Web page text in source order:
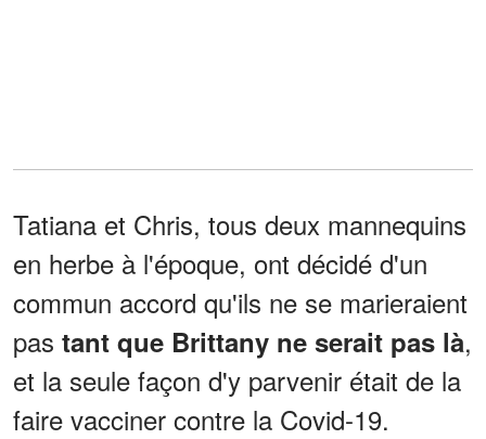
Tatiana et Chris, tous deux mannequins
en herbe à l'époque, ont décidé d'un
commun accord qu'ils ne se marieraient
pas tant que Brittany ne serait pas là,
et la seule façon d'y parvenir était de la
faire vacciner contre la Covid-19.